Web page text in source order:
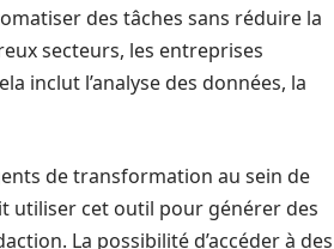
des tâches sans réduire la
secteurs, les entreprises
inclut l’analyse des données, la
de transformation au sein de
utiliser cet outil pour générer des
La possibilité d’accéder à des